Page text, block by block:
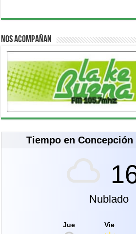
Nos acompañan
Tiempo en
Nublado
Jue Vie